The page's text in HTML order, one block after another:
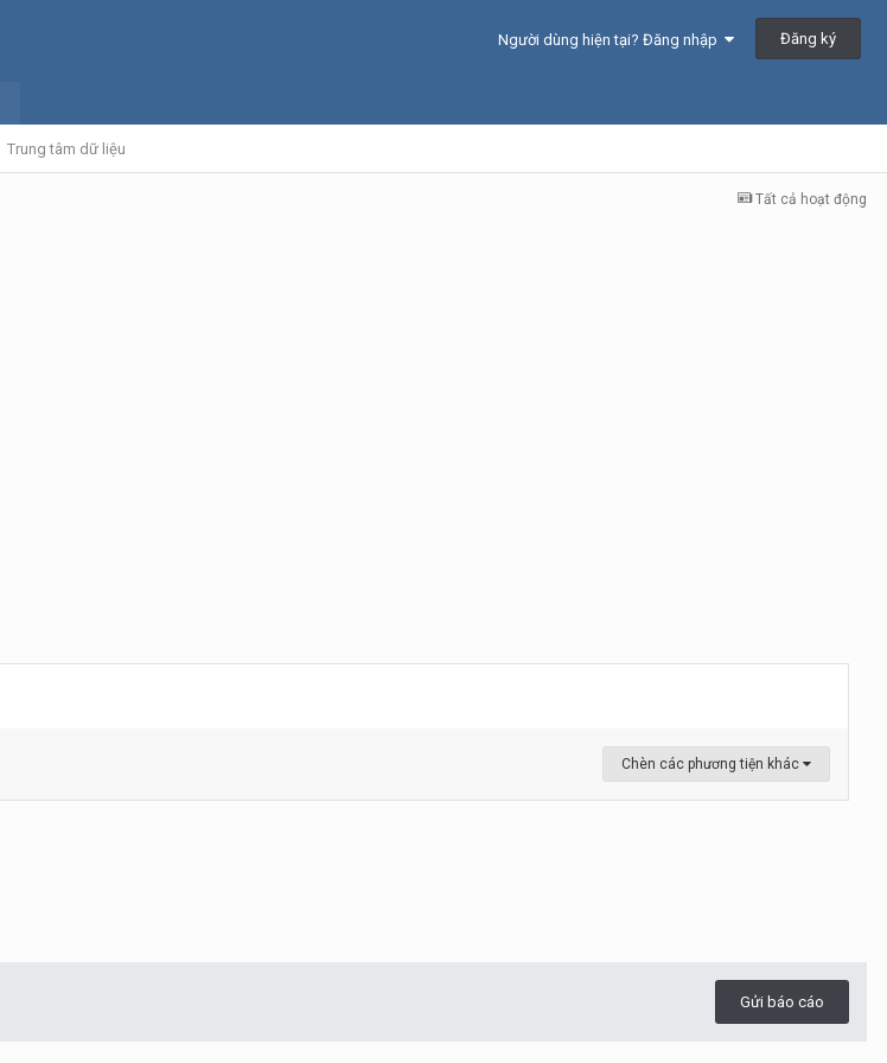
Người dùng hiện tại? Đăng nhập Đăng ký
Trung tâm dữ liệu
Tất cả hoạt động
Chèn các phương tiện khác
Gửi báo cáo